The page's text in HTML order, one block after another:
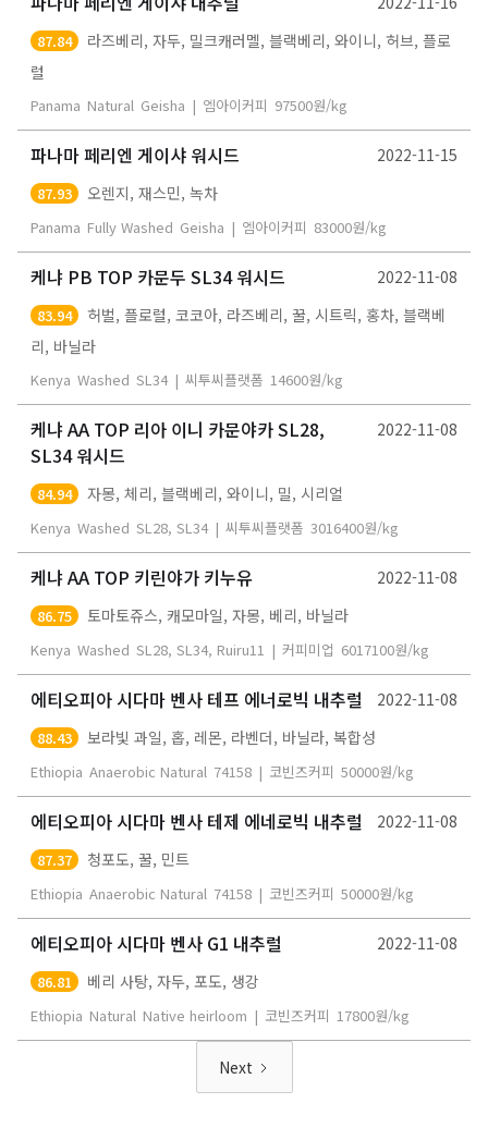
87.84
라즈베리, 자두, 밀크캐러멜, 블랙베리, 와이니, 허브, 플로
럴
Panama Natural Geisha | 엠아이커피 97500원/kg
파나마 페리엔 게이샤 워시드 2022-11-15
87.93 오렌지, 재스민, 녹차
Panama Fully Washed Geisha | 엠아이커피 83000원/kg
케냐 PB TOP 카문두 SL34 워시드 2022-11-08
83.94
허벌, 플로럴, 코코아, 라즈베리, 꿀, 시트릭, 홍차, 블랙베
리, 바닐라
Kenya Washed SL34 | 씨투씨플랫폼 14600원/kg
케냐 AA TOP 리아 이니 카문야카 SL28,
SL34 워시드
2022-11-08
84.94 자몽, 체리, 블랙베리, 와이니, 밀, 시리얼
Kenya Washed SL28, SL34 | 씨투씨플랫폼 3016400원/kg
케냐 AA TOP 키린야가 키누유 2022-11-08
86.75 토마토쥬스, 캐모마일, 자몽, 베리, 바닐라
Kenya Washed SL28, SL34, Ruiru11 | 커피미업 6017100원/kg
에티오피아 시다마 벤사 테프 에너로빅 내추럴 2022-11-08
88.43 보라빛 과일, 홉, 레몬, 라벤더, 바닐라, 복합성
Ethiopia Anaerobic Natural 74158 | 코빈즈커피 50000원/kg
에티오피아 시다마 벤사 테제 에네로빅 내추럴 2022-11-08
87.37 청포도, 꿀, 민트
Ethiopia Anaerobic Natural 74158 | 코빈즈커피 50000원/kg
에티오피아 시다마 벤사 G1 내추럴 2022-11-08
86.81 베리 사탕, 자두, 포도, 생강
Ethiopia Natural Native heirloom | 코빈즈커피 17800원/kg
Next